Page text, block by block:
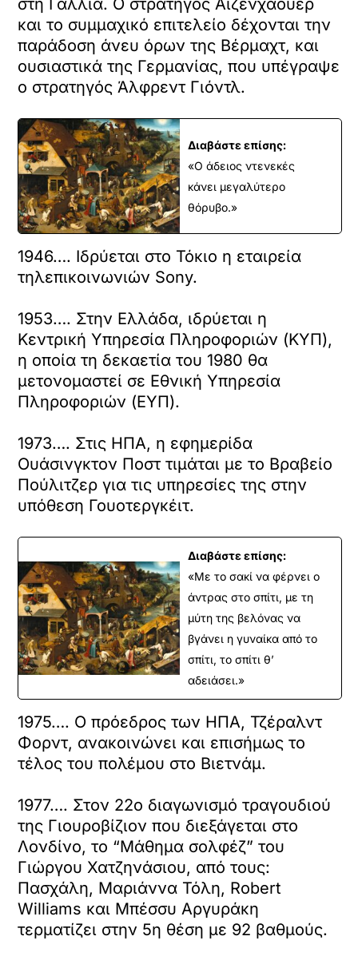
στη Γαλλία. Ο στρατηγός Αϊζενχάουερ
και το συμμαχικό επιτελείο δέχονται την
παράδοση άνευ όρων της Βέρμαχτ, και
ουσιαστικά της Γερμανίας, που υπέγραψε
ο στρατηγός Άλφρεντ Γιόντλ.
Διαβάστε επίσης:
«Ο άδειος ντενεκές
κάνει μεγαλύτερο
θόρυβο.»
1946…. Ιδρύεται στο Τόκιο η εταιρεία
τηλεπικοινωνιών Sony.
1953…. Στην Ελλάδα, ιδρύεται η
Κεντρική Υπηρεσία Πληροφοριών (ΚΥΠ),
η οποία τη δεκαετία του 1980 θα
μετονομαστεί σε Εθνική Υπηρεσία
Πληροφοριών (ΕΥΠ).
1973…. Στις ΗΠΑ, η εφημερίδα
Ουάσινγκτον Ποστ τιμάται με το Βραβείο
Πούλιτζερ για τις υπηρεσίες της στην
υπόθεση Γουοτεργκέιτ.
Διαβάστε επίσης:
«Με το σακί να φέρνει ο
άντρας στο σπίτι, με τη
μύτη της βελόνας να
βγάνει η γυναίκα από το
σπίτι, το σπίτι θ’
αδειάσει.»
1975…. Ο πρόεδρος των ΗΠΑ, Τζέραλντ
Φορντ, ανακοινώνει και επισήμως το
τέλος του πολέμου στο Βιετνάμ.
1977…. Στον 22ο διαγωνισμό τραγουδιού
της Γιουροβίζιον που διεξάγεται στο
Λονδίνο, το “Μάθημα σολφέζ” του
Γιώργου Χατζηνάσιου, από τους:
Πασχάλη, Μαριάννα Τόλη, Robert
Williams και Μπέσσυ Αργυράκη
τερματίζει στην 5η θέση με 92 βαθμούς.